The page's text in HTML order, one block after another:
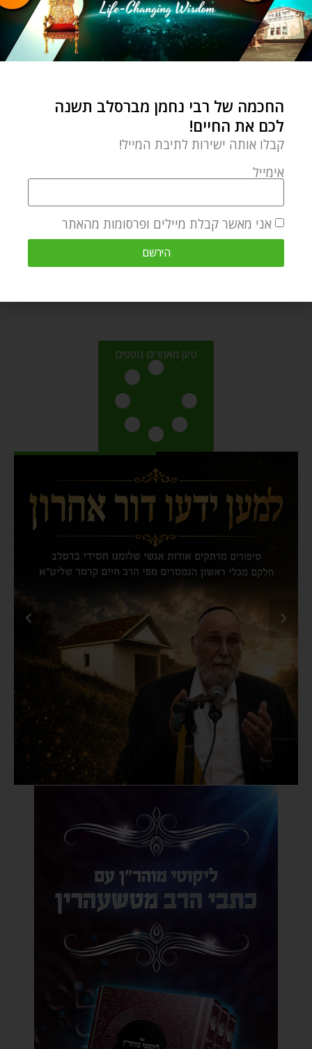
by
Ozer Bergman
ינואר 15, 2023
אפוד מגן לגוף ולנשמה: גם
אדם שחושב שהאמונה שלו
להפסיד בגלל קורי עכביש?
bybreslov.org ינואר 15, 2023
רק בגלל קורי עכביש אתה
מוותר על המשימה שיצאת
טען מאמרים נוספים
החכמה של רבי נחמן מברסלב תשנה
לכם את החיים!
קבלו אותה ישירות לתיבת המייל!
אימייל
אני מאשר קבלת מיילים ופרסומות מהאתר
הירשם